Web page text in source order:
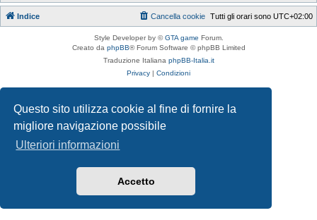
Questo sito utilizza cookie al fine di fornire la
migliore navigazione possibile
Ulteriori informazioni
Accetto
Indice Tutti gli orari sono UTC+02:00
Cancella cookie
Style Developer by ©GTA game Forum.
Creato da phpBB® Forum Software © phpBB Limited
Traduzione Italiana phpBB-Italia.it
Privacy | Condizioni